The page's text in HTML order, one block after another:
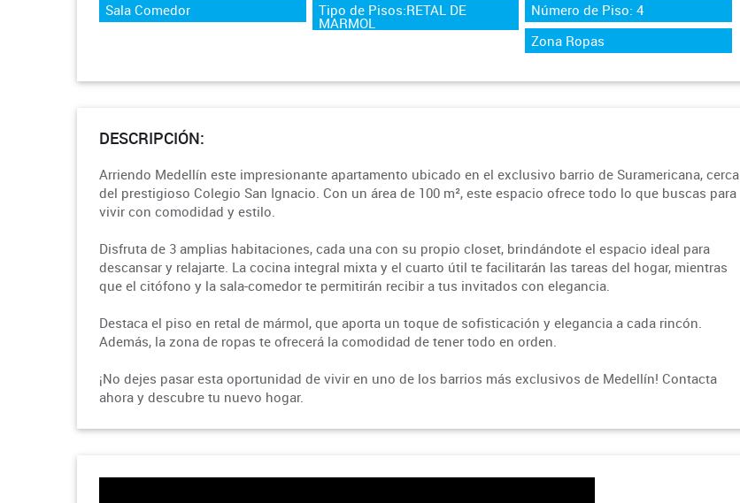
Sala Comedor
Tipo de Pisos:RETAL DE
MARMOL
Número de Piso: 4
Zona Ropas
DESCRIPCIÓN:
Arriendo Medellín este impresionante apartamento ubicado en el exclusivo barrio de Suramericana, cerca
del prestigioso Colegio San Ignacio. Con un área de 100 m², este espacio ofrece todo lo que buscas para
vivir con comodidad y estilo.
Disfruta de 3 amplias habitaciones, cada una con su propio closet, brindándote el espacio ideal para
descansar y relajarte. La cocina integral mixta y el cuarto útil te facilitarán las tareas del hogar, mientras
que el citófono y la sala-comedor te permitirán recibir a tus invitados con elegancia.
Destaca el piso en retal de mármol, que aporta un toque de sofisticación y elegancia a cada rincón.
Además, la zona de ropas te ofrecerá la comodidad de tener todo en orden.
¡No dejes pasar esta oportunidad de vivir en uno de los barrios más exclusivos de Medellín! Contacta
ahora y descubre tu nuevo hogar.